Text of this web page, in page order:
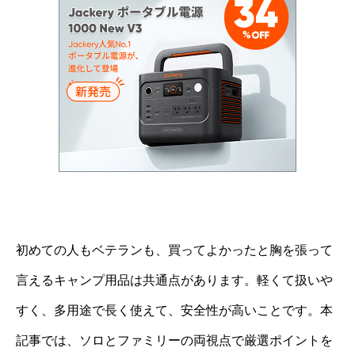
初めての人もベテランも、買ってよかったと胸を張って
言えるキャンプ用品は共通点があります。軽くて扱いや
すく、多用途で長く使えて、安全性が高いことです。本
記事では、ソロとファミリーの両視点で厳選ポイントを